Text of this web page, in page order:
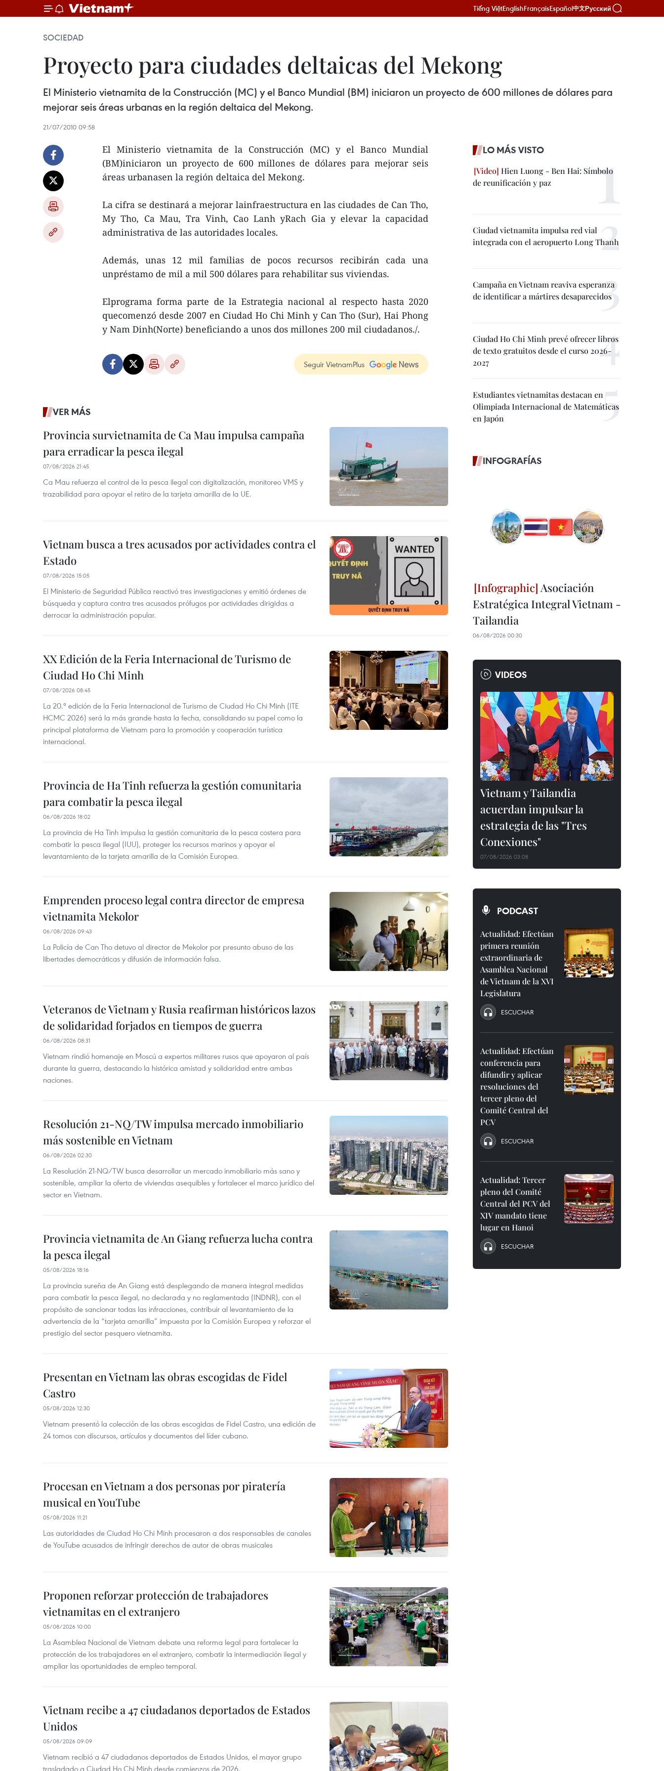
Tiếng ViệtEnglishFrançaisEspañol中文Русский
SOCIEDAD
Proyecto para ciudades deltaicas del Mekong
El Ministerio vietnamita de la Construcción (MC) y el Banco Mundial (BM) iniciaron un proyecto de 600 millones de dólares para
mejorar seis áreas urbanas en la región deltaica del Mekong.
21/07/2010 09:58
El Ministerio vietnamita de la Construcción (MC) y el Banco Mundial
(BM)iniciaron un proyecto de 600 millones de dólares para mejorar seis
áreas urbanasen la región deltaica del Mekong.
La cifra se destinará a mejorar lainfraestructura en las ciudades de Can Tho,
My Tho, Ca Mau, Tra Vinh, Cao Lanh yRach Gia y elevar la capacidad
administrativa de las autoridades locales.
Además, unas 12 mil familias de pocos recursos recibirán cada una
unpréstamo de mil a mil 500 dólares para rehabilitar sus viviendas.
Elprograma forma parte de la Estrategia nacional al respecto hasta 2020
quecomenzó desde 2007 en Ciudad Ho Chi Minh y Can Tho (Sur), Hai Phong
y Nam Dinh(Norte) beneficiando a unos dos millones 200 mil ciudadanos./.
Seguir VietnamPlus
VER MÁS
Provincia survietnamita de Ca Mau impulsa campaña
para erradicar la pesca ilegal
07/08/2026 21:45
Ca Mau refuerza el control de la pesca ilegal con digitalización, monitoreo VMS y
trazabilidad para apoyar el retiro de la tarjeta amarilla de la UE.
Vietnam busca a tres acusados por actividades contra el
Estado
07/08/2026 15:05
El Ministerio de Seguridad Pública reactivó tres investigaciones y emitió órdenes de
búsqueda y captura contra tres acusados prófugos por actividades dirigidas a
derrocar la administración popular.
XX Edición de la Feria Internacional de Turismo de
Ciudad Ho Chi Minh
07/08/2026 08:45
La 20.ª edición de la Feria Internacional de Turismo de Ciudad Ho Chi Minh (ITE
HCMC 2026) será la más grande hasta la fecha, consolidando su papel como la
principal plataforma de Vietnam para la promoción y cooperación turística
internacional.
Provincia de Ha Tinh refuerza la gestión comunitaria
para combatir la pesca ilegal
06/08/2026 18:02
La provincia de Ha Tinh impulsa la gestión comunitaria de la pesca costera para
combatir la pesca ilegal (IUU), proteger los recursos marinos y apoyar el
levantamiento de la tarjeta amarilla de la Comisión Europea.
Emprenden proceso legal contra director de empresa
vietnamita Mekolor
06/08/2026 09:43
La Policía de Can Tho detuvo al director de Mekolor por presunto abuso de las
libertades democráticas y difusión de información falsa.
Veteranos de Vietnam y Rusia reafirman históricos lazos
de solidaridad forjados en tiempos de guerra
06/08/2026 08:31
Vietnam rindió homenaje en Moscú a expertos militares rusos que apoyaron al país
durante la guerra, destacando la histórica amistad y solidaridad entre ambas
naciones.
Resolución 21-NQ/TW impulsa mercado inmobiliario
más sostenible en Vietnam
06/08/2026 02:30
La Resolución 21-NQ/TW busca desarrollar un mercado inmobiliario más sano y
sostenible, ampliar la oferta de viviendas asequibles y fortalecer el marco jurídico del
sector en Vietnam.
Provincia vietnamita de An Giang refuerza lucha contra
la pesca ilegal
05/08/2026 18:16
La provincia sureña de An Giang está desplegando de manera integral medidas
para combatir la pesca ilegal, no declarada y no reglamentada (INDNR), con el
propósito de sancionar todas las infracciones, contribuir al levantamiento de la
advertencia de la “tarjeta amarilla” impuesta por la Comisión Europea y reforzar el
prestigio del sector pesquero vietnamita.
Presentan en Vietnam las obras escogidas de Fidel
Castro
05/08/2026 12:30
Vietnam presentó la colección de las obras escogidas de Fidel Castro, una edición de
24 tomos con discursos, artículos y documentos del líder cubano.
Procesan en Vietnam a dos personas por piratería
musical en YouTube
05/08/2026 11:21
Las autoridades de Ciudad Ho Chi Minh procesaron a dos responsables de canales
de YouTube acusados de infringir derechos de autor de obras musicales
Proponen reforzar protección de trabajadores
vietnamitas en el extranjero
05/08/2026 10:00
La Asamblea Nacional de Vietnam debate una reforma legal para fortalecer la
protección de los trabajadores en el extranjero, combatir la intermediación ilegal y
ampliar las oportunidades de empleo temporal.
Vietnam recibe a 47 ciudadanos deportados de Estados
Unidos
05/08/2026 09:09
Vietnam recibió a 47 ciudadanos deportados de Estados Unidos, el mayor grupo
trasladado a Ciudad Ho Chi Minh desde comienzos de 2026.
LO MÁS VISTO
Hien Luong - Ben Hai: Símbolo
de reunificación y paz
Ciudad vietnamita impulsa red vial
integrada con el aeropuerto Long Thanh
Campaña en Vietnam reaviva esperanza
de identificar a mártires desaparecidos
Ciudad Ho Chi Minh prevé ofrecer libros
de texto gratuitos desde el curso 2026-
2027
Estudiantes vietnamitas destacan en
Olimpiada Internacional de Matemáticas
en Japón
INFOGRAFÍAS
Asociación
Estratégica Integral Vietnam -
Tailandia
06/08/2026 00:30
VIDEOS
Vietnam y Tailandia
acuerdan impulsar la
estrategia de las "Tres
Conexiones"
07/08/2026 03:08
PODCAST
Actualidad: Efectúan
primera reunión
extraordinaria de
Asamblea Nacional
de Vietnam de la XVI
Legislatura
ESCUCHAR
Actualidad: Efectúan
conferencia para
difundir y aplicar
resoluciones del
tercer pleno del
Comité Central del
PCV
ESCUCHAR
Actualidad: Tercer
pleno del Comité
Central del PCV del
XIV mandato tiene
lugar en Hanoi
ESCUCHAR